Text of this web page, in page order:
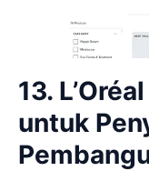
13.
untuk